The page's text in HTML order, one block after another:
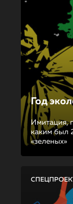
Год
Имитация,
каким был
«зеленых»